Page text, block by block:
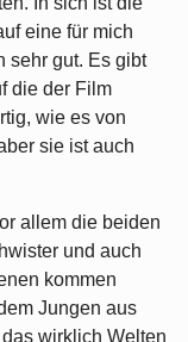
eine für mich
sehr gut. Es gibt
die der Film
wie es von
sie ist auch
allem die beiden
und auch
kommen
Jungen aus
wirklich Welten